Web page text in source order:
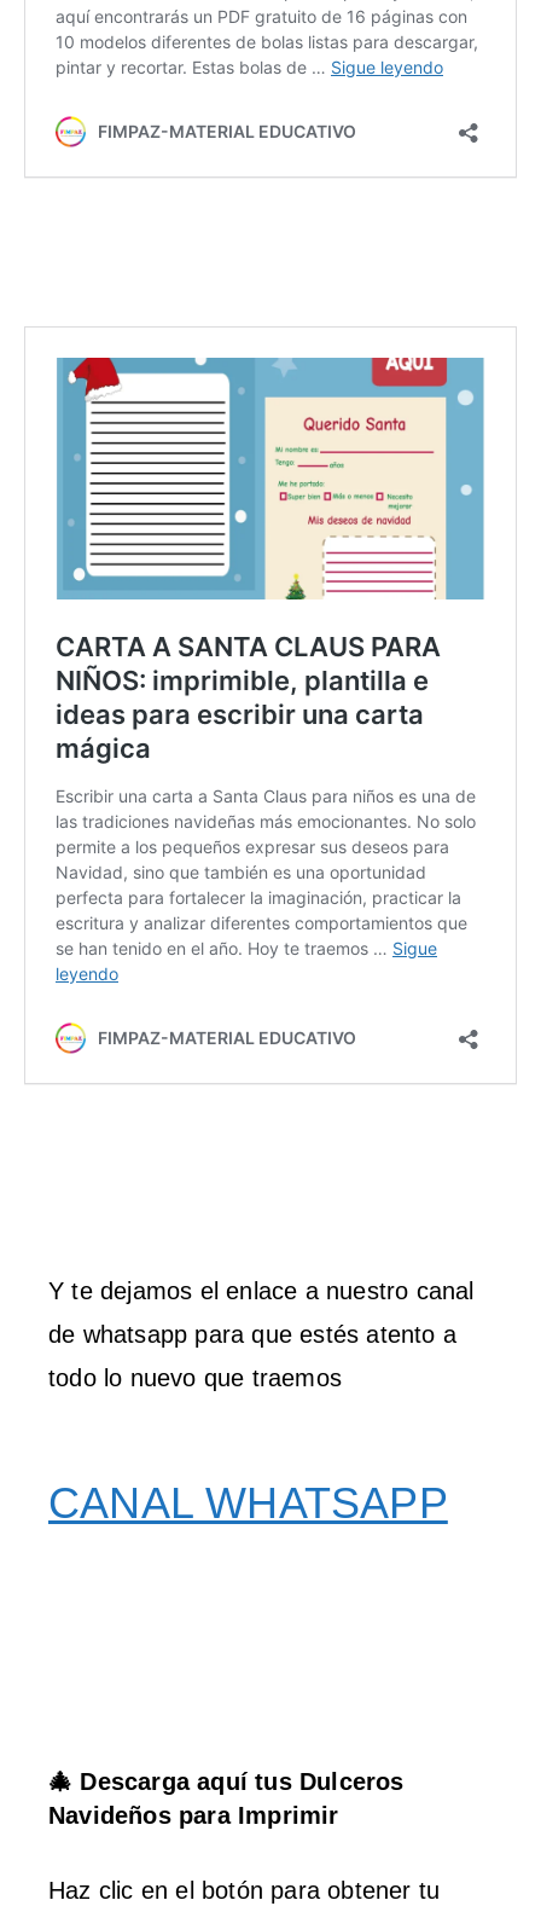
Y te dejamos el enlace a nuestro canal
de whatsapp para que estés atento a
todo lo nuevo que traemos
CANAL WHATSAPP
🎄 Descarga aquí tus Dulceros
Navideños para Imprimir
Haz clic en el botón para obtener tu